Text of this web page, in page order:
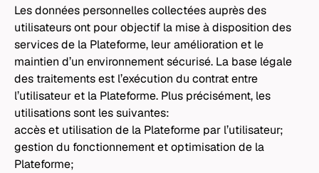
Les données personnelles collectées auprès des
utilisateurs ont pour objectif la mise à disposition des
services de la Plateforme, leur amélioration et le
maintien d’un environnement sécurisé. La base légale
des traitements est l’exécution du contrat entre
l’utilisateur et la Plateforme. Plus précisément, les
utilisations sont les suivantes:
accès et utilisation de la Plateforme par l’utilisateur;
gestion du fonctionnement et optimisation de la
Plateforme;